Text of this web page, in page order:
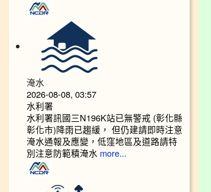
淹水
2026-08-08, 03:57
水利署
水利署訊國三N196K站已無警戒 (彰化縣
彰化市)降雨已趨緩， 但仍建請即時注意
淹水通報及應變，低窪地區及道路請特
別注意防範積淹水 more...